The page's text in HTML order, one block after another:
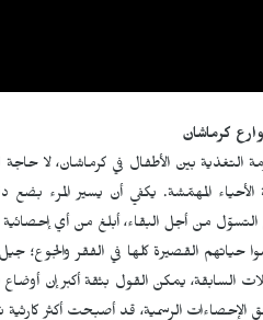
كرماشان
التغذية بين الأطفال في كرماشان، لا حاجة
الأحياء المهمّشة. يكفي أن يسير المرء
التسوّل من أجل البقاء، أبلغ من أي إحصائية
حياتهم القصيرة كلها في الفقر
السابقة، يمكن القول بثقة أكبر إن أوضاع
الإحصاءات الرسمية، قد أصبحت أكثر كارثية